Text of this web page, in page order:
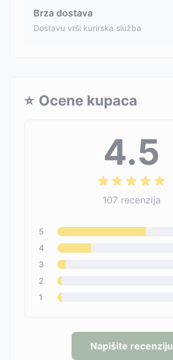
Brza dostava
Dostavu vrši kurirska služba
⭐ Ocene kupaca
4.5
107 recenzija
5
4
3
2
1
Napišite recenziju